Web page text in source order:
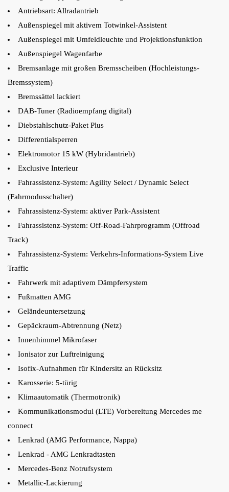
Antriebsart: Allradantrieb
Außenspiegel mit aktivem Totwinkel-Assistent
Außenspiegel mit Umfeldleuchte und Projektionsfunktion
Außenspiegel Wagenfarbe
Bremsanlage mit großen Bremsscheiben (Hochleistungs-
Bremssystem)
Bremssättel lackiert
DAB-Tuner (Radioempfang digital)
Diebstahlschutz-Paket Plus
Differentialsperren
Elektromotor 15 kW (Hybridantrieb)
Exclusive Interieur
Fahrassistenz-System: Agility Select / Dynamic Select
(Fahrmodusschalter)
Fahrassistenz-System: aktiver Park-Assistent
Fahrassistenz-System: Off-Road-Fahrprogramm (Offroad
Track)
Fahrassistenz-System: Verkehrs-Informations-System Live
Traffic
Fahrwerk mit adaptivem Dämpfersystem
Fußmatten AMG
Geländeuntersetzung
Gepäckraum-Abtrennung (Netz)
Innenhimmel Mikrofaser
Ionisator zur Luftreinigung
Isofix-Aufnahmen für Kindersitz an Rücksitz
Karosserie: 5-türig
Klimaautomatik (Thermotronik)
Kommunikationsmodul (LTE) Vorbereitung Mercedes me
connect
Lenkrad (AMG Performance, Nappa)
Lenkrad - AMG Lenkradtasten
Mercedes-Benz Notrufsystem
Metallic-Lackierung